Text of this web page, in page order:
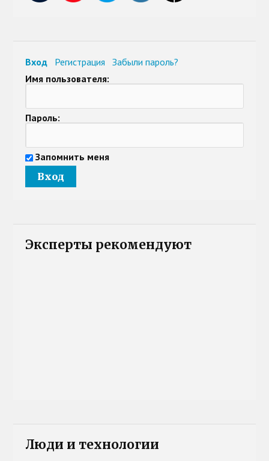
Вход Регистрация
Забыли пароль?
Имя пользователя:
Пароль:
Запомнить меня
Эксперты рекомендуют
Люди и технологии